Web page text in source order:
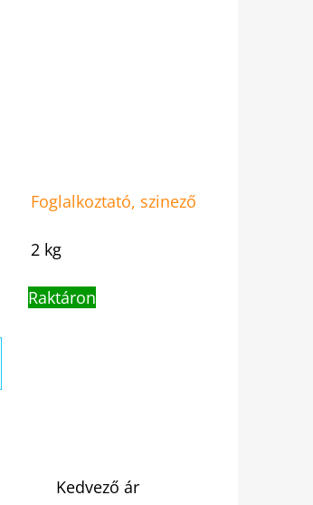
Foglalkoztató, szinező
2 kg
Raktáron
Kedvező ár